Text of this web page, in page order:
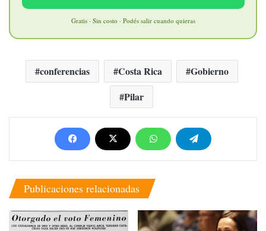
Gratis · Sin costo · Podés salir cuando quieras
conferencias Costa Rica
Gobierno
Pilar
Publicaciones relacionadas